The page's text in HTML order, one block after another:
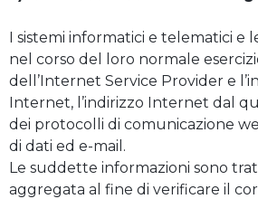
I sistemi informatici e telematici e
nel corso del loro normale
dell’Internet Service Provider e
Internet, l’indirizzo Internet dal
dei protocolli di comunicazione
di dati ed e-mail.
Le suddette informazioni sono
aggregata al fine di verificare il